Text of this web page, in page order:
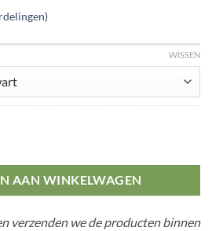
WISSEN
AAN WINKELWAGEN
verzenden we de producten binnen